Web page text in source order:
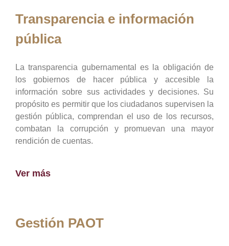
Transparencia e información
pública
La transparencia gubernamental es la obligación de
los gobiernos de hacer pública y accesible la
información sobre sus actividades y decisiones. Su
propósito es permitir que los ciudadanos supervisen la
gestión pública, comprendan el uso de los recursos,
combatan la corrupción y promuevan una mayor
rendición de cuentas.
Ver más
Gestión PAOT